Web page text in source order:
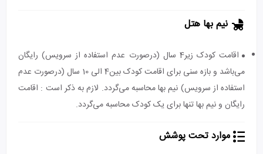
نیم بها هتل
اقامت کودک زیر4 سال (درصورت عدم استفاده از سرویس) رایگان
می‌باشد و بازه سنی برای اقامت کودک بین4 الی 10 سال (درصورت عدم
استفاده از سرویس) نیم بها محاسبه می‌گردد. لازم به ذکر است : اقامت
رایگان و نیم بها تنها برای یک کودک محاسبه می‌گردد.
موارد تحت پوشش